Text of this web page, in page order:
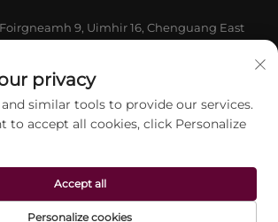
9, Uimhir 16, Chenguang East
© 2026 Beijing Jontelaser Technology
fáil gach ceart. Beartas Príobháideachta
privacy
similar tools to provide our services.
to accept all cookies, click Personalize
Personalize cookies
Accept all